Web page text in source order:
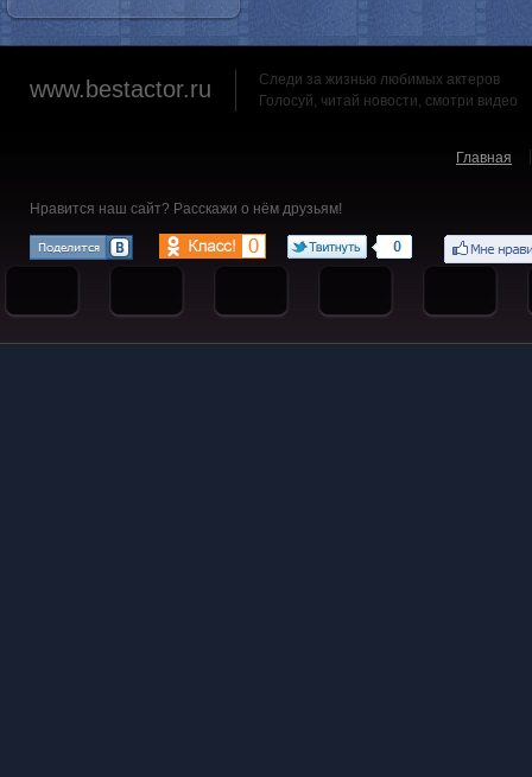
www.bestactor.ru
Следи за жизнью любимых актеров
Голосуй, читай новости, смотри видео
Главная
Нравится наш сайт? Расскажи о нём друзьям!